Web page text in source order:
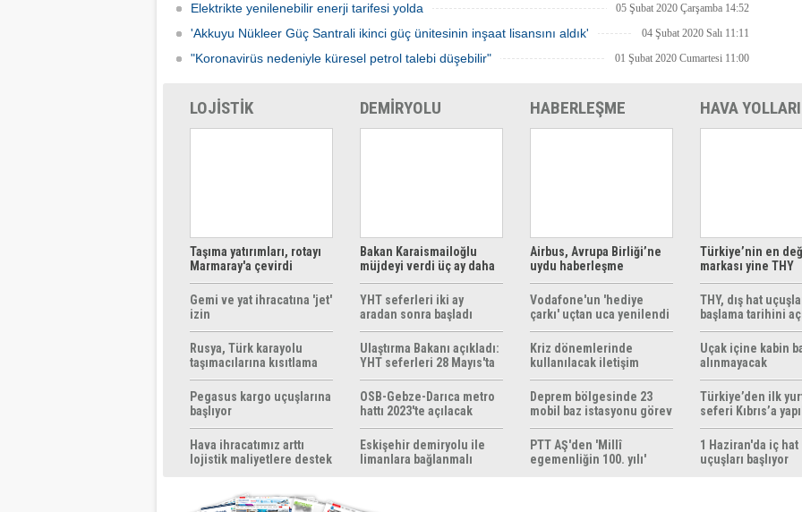
Elektrikte yenilenebilir enerji tarifesi yolda 05 Şubat 2020 Çarşamba 14:52
'Akkuyu Nükleer Güç Santrali ikinci güç ünitesinin inşaat lisansını aldık' 04 Şubat 2020 Salı 11:11
"Koronavirüs nedeniyle küresel petrol talebi düşebilir" 01 Şubat 2020 Cumartesi 11:00
LOJİSTİK
Taşıma yatırımları, rotayı
Marmaray'a çevirdi
Gemi ve yat ihracatına 'jet'
izin
Rusya, Türk karayolu
taşımacılarına kısıtlama
getirebilir
Pegasus kargo uçuşlarına
başlıyor
Hava ihracatımız arttı
lojistik maliyetlere destek
DEMİRYOLU
Bakan Karaismailoğlu
müjdeyi verdi üç ay daha
ücretsiz
YHT seferleri iki ay
aradan sonra başladı
Ulaştırma Bakanı açıkladı:
YHT seferleri 28 Mayıs'ta
başlıyor
OSB-Gebze-Darıca metro
hattı 2023'te açılacak
Eskişehir demiryolu ile
limanlara bağlanmalı
HABERLEŞME
Airbus, Avrupa Birliği’ne
uydu haberleşme
çözümleri sunuyor
Vodafone'un 'hediye
çarkı' uçtan uca yenilendi
Kriz dönemlerinde
kullanılacak iletişim
yöntemleri rehberi
hazırlandı
Deprem bölgesinde 23
mobil baz istasyonu görev
yapıyor
PTT AŞ'den 'Millî
egemenliğin 100. yılı'
HAVA YOLLARI
Türkiye’nin en
markası yine THY
THY, dış hat
başlama tarihini
Uçak içine kabin
alınmayacak
Türkiye’den ilk yurt
seferi Kıbrıs’a
1 Haziran'da iç hat
uçuşları başlıyor